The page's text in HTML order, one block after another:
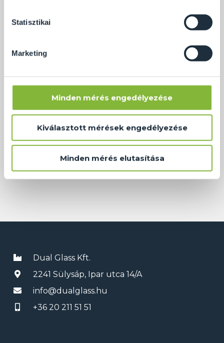
Statisztikai
Marketing
Minden mérés engedélyezése
Kiválasztott mérések engedélyezése
Minden mérés elutasítása
Dual Glass Kft.
2241 Sülysáp, Ipar utca 14/A
info@dualglass.hu
+36 20 211 51 51